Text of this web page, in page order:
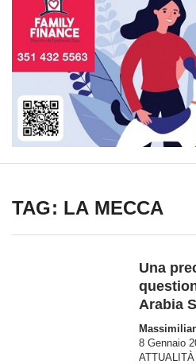
TAG: LA MECCA
Una
Arabia
8 Gennaio
ATTUALITÀ